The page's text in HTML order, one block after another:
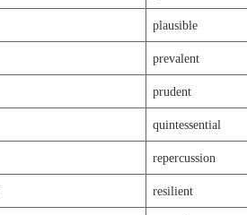
plausible
prevalent
prudent
quintessential
repercussion
resilient